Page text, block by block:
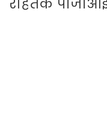
रोहतक